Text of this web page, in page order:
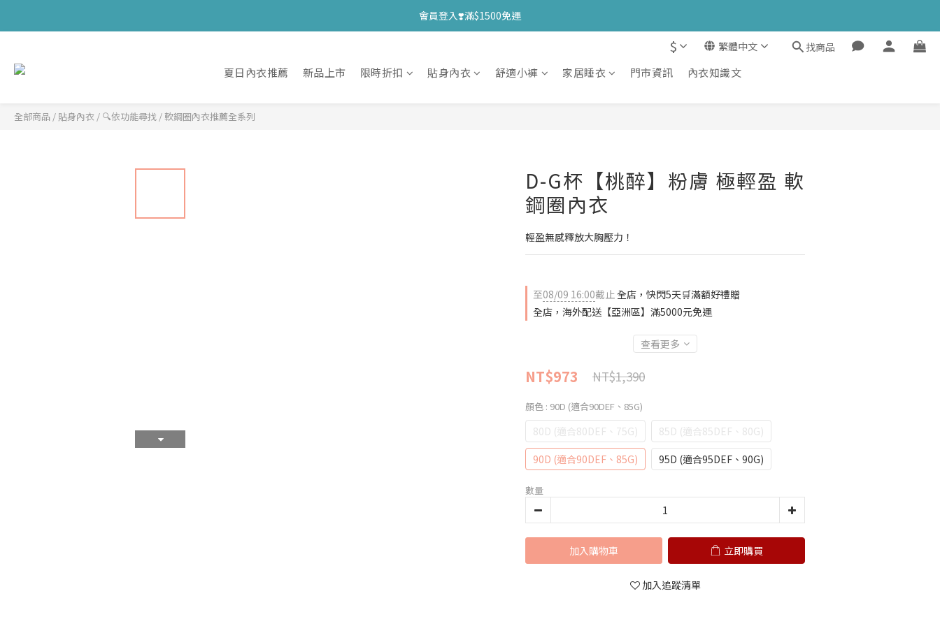
會員登入❣️滿$1500免運
$ 繁體中文 找商品
夏日內衣推薦 新品上市 限時折扣 貼身內衣 舒適小褲 家居睡衣 門市資訊 內衣知識文
全部商品 / 貼身內衣 / 🔍依功能尋找 /軟鋼圈內衣推薦全系列
D-G杯【桃醉】粉膚 極輕盈 軟
鋼圈內衣
輕盈無感釋放大胸壓力！
至08/09 16:00截止全店，快閃5天🛒滿額好禮贈
全店，海外配送【亞洲區】滿5000元免運
查看更多
NT$973 NT$1,390
顏色 : 90D (適合90DEF、85G)
80D (適合80DEF、75G)
85D (適合85DEF、80G)
90D (適合90DEF、85G)
95D (適合95DEF、90G)
數量
加入購物車 立即購買
加入追蹤清單